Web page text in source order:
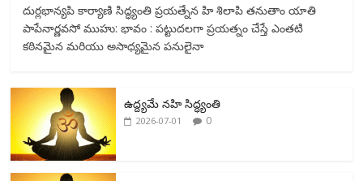
e
b
o
k
itt
er
ai
l
ar
e
దుర్లభాన్యపి కార్యాణి సిద్ధ్యంతి ప్రయత్నేన హి శిలాపి తనుతాం యాతి
పాపేనార్ణవసో ముహు: భావం : పట్టుదలగా ప్రయత్నం చేస్తే ఎంతటి
కఠినమైన మరియు అసాధ్యమైన పనులైనా
ఉద్ద్యమే నహి సిద్ధ్యంతి
2026-07-01 0